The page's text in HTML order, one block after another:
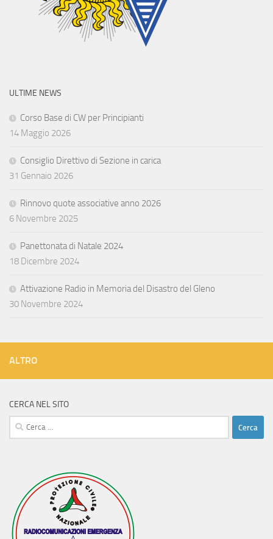
ULTIME NEWS
Corso Base di CW per Principianti
14 Maggio 2026
Consiglio Direttivo di Sezione in carica
31 Gennaio 2026
Rinnovo quote associative anno 2026
6 Novembre 2025
Panettonata di Natale 2024
18 Dicembre 2024
Attivazione Radio in Memoria del Disastro del Gleno
30 Novembre 2024
ALTRO
CERCA NEL SITO
Ricerca
per: